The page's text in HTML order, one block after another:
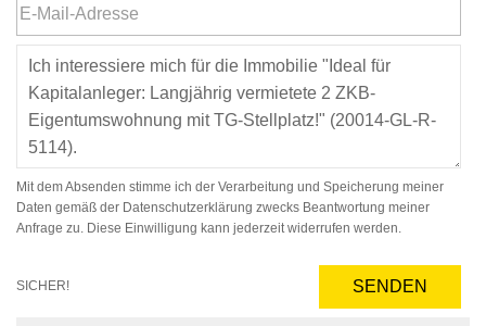
Mit dem Absenden stimme ich der Verarbeitung und Speicherung meiner
Daten gemäß der Datenschutzerklärung zwecks Beantwortung meiner
Anfrage zu. Diese Einwilligung kann jederzeit widerrufen werden.
SICHER! SENDEN